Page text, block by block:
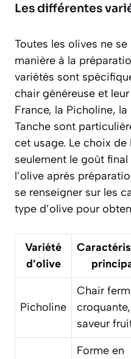
Les différentes
Toutes les olives ne
manière à la
variétés sont
chair généreuse et
France, la Picholine, la
Tanche sont
cet usage. Le choix
seulement le goût
l’olive après
se renseigner sur les
type d’olive pour
Variété
d’olive
Picholine
Chair
croquante,
saveur
Forme en